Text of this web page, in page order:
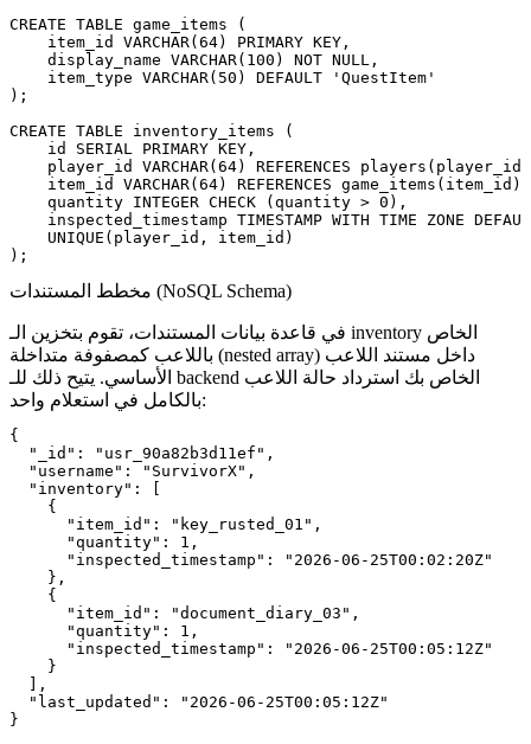
CREATE TABLE game_items (
    item_id VARCHAR(64) PRIMARY KEY,
    display_name VARCHAR(100) NOT NULL,
    item_type VARCHAR(50) DEFAULT 'QuestItem'
);
CREATE TABLE inventory_items (
    id SERIAL PRIMARY KEY,
player_id VARCHAR(64) REFERENCES
    item_id VARCHAR(64) REFERENCES game_items(item_id),
    quantity INTEGER CHECK (quantity > 0),
inspected_timestamp TIMESTAMP WITH TIME ZONE
    UNIQUE(player_id, item_id)
مخطط المستندات (NoSQL Schema)
في قاعدة بيانات المستندات، تقوم بتخزين الـ inventory الخاص
باللاعب كمصفوفة متداخلة (nested array) داخل مستند اللاعب
الأساسي. يتيح ذلك للـ backend الخاص بك استرداد حالة اللاعب
بالكامل في استعلام واحد:
{
  "_id": "usr_90a82b3d11ef",
  "username": "SurvivorX",
  "inventory": [
    {
      "item_id": "key_rusted_01",
      "quantity": 1,
      "inspected_timestamp": "2026-06-25T00:02:20Z"
    },
    {
      "item_id": "document_diary_03",
      "quantity": 1,
      "inspected_timestamp": "2026-06-25T00:05:12Z"
    }
  ],
  "last_updated": "2026-06-25T00:05:12Z"